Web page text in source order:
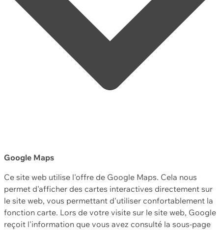
Google Maps
Ce site web utilise l'offre de Google Maps. Cela nous
permet d'afficher des cartes interactives directement sur
le site web, vous permettant d'utiliser confortablement la
fonction carte. Lors de votre visite sur le site web, Google
reçoit l'information que vous avez consulté la sous-page